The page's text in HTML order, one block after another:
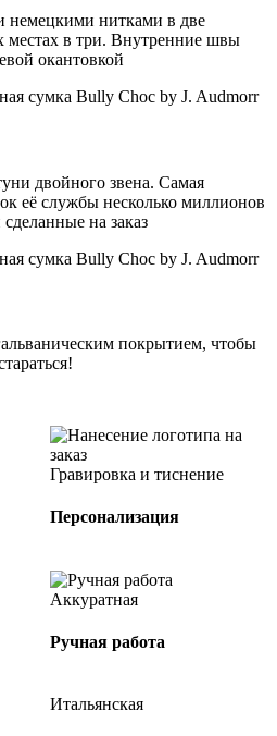
нитками в две
местах в три. Внутренние швы
окантовкой
двойного звена. Самая
её службы несколько миллионов
на заказ
покрытием, чтобы
Гравировка и тиснение
Персонализация
Аккуратная
Ручная работа
Итальянская